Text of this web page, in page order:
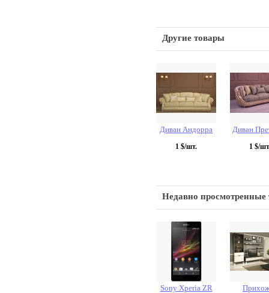
Другие товары
Диван Андорра
1 $/шт.
Диван
1 $/
Недавно просмотренные
Sony Xperia ZR